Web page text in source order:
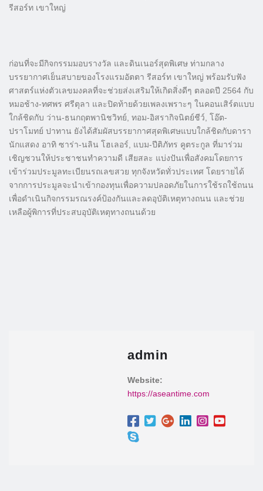
รีสอร์ท เขาใหญ่
ก่อนที่จะมีกิจกรรมมอบรางวัล และดินเนอร์สุดพิเศษ ท่ามกลาง
บรรยากาศเย็นสบายของโรงแรมอัตตา รีสอร์ท เขาใหญ่ พร้อมรับฟัง
ศาสตร์แห่งตัวเลขมงคลที่จะช่วยส่งเสริมให้เกิดสิ่งดีๆ ตลอดปี 2564 กับ
หมอช้าง-ทศพร ศรีตุลา และปิดท้ายด้วยเพลงเพราะๆ ในคอนเสิร์ตแบบ
ใกล้ชิดกับ ว่าน-ธนกฤตพานิชวิทย์, ทอม-อิสรากิจนิตย์ชีว์, โอ๊ต-
ปราโมทย์ ปาทาน ยังได้สัมผัสบรรยากาศสุดพิเศษแบบใกล้ชิดกับดารา
นักแสดง อาทิ ซาร่า-นลิน โฮเลอร์, แบม-ปีติภัทร คูตระกูล ที่มาร่วม
เชิญชวนให้ประชาชนทำความดี เสียสละ แบ่งปันเพื่อสังคมโดยการ
เข้าร่วมประมูลทะเบียนรถเลขสวย ทุกจังหวัดทั่วประเทศ โดยรายได้
จากการประมูลจะนำเข้ากองทุนเพื่อความปลอดภัยในการใช้รถใช้ถนน
เพื่อดำเนินกิจกรรมรณรงค์ป้องกันและลดอุบัติเหตุทางถนน และช่วย
เหลือผู้พิการที่ประสบอุบัติเหตุทางถนนด้วย
admin
Website:
https://aseantime.com